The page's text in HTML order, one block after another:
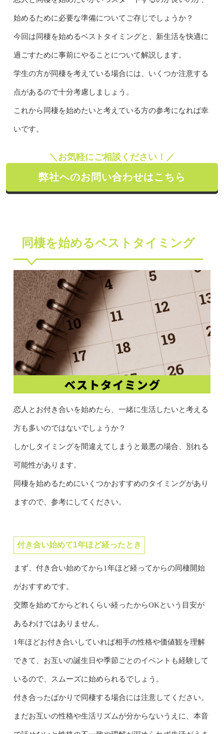
始めるために必要な準備についてご存じでしょうか？
今回は同棲を始めるベストタイミングと、新生活を快適に
過ごすために事前にやることについて解説します。
学生の方が同棲を考えている場合には、いくつか注意する
点があるので十分考慮しましょう。
これから同棲を始めたいと考えている方の参考になれば幸
いです。
＼お気軽にご相談ください！／
弊社へのお問い合わせはこちら
同棲を始めるベストタイミング
恋人とお付き合いを始めたら、一緒に生活したいと考える
方も多いのではないでしょうか？
しかしタイミングを間違えてしまうと最悪の場合、別れる
可能性があります。
同棲を始めるためにいくつかおすすめのタイミングがあり
ますので、参考にしてください。
付き合い始めて1年ほど経ったとき
まず、付き合い始めてから1年ほど経ってからの同棲開始
がおすすめです。
交際を始めてからどれくらい経ったからOKという目安が
あるわけではありません。
1年ほどお付き合いしていれば相手の性格や価値観を理解
できて、お互いの誕生日や季節ごとのイベントも経験して
いるので、スムーズに始められるでしょう。
付き合ったばかりで同棲する場合には注意してください。
まだお互いの性格や生活リズムが分からないうえに、本音